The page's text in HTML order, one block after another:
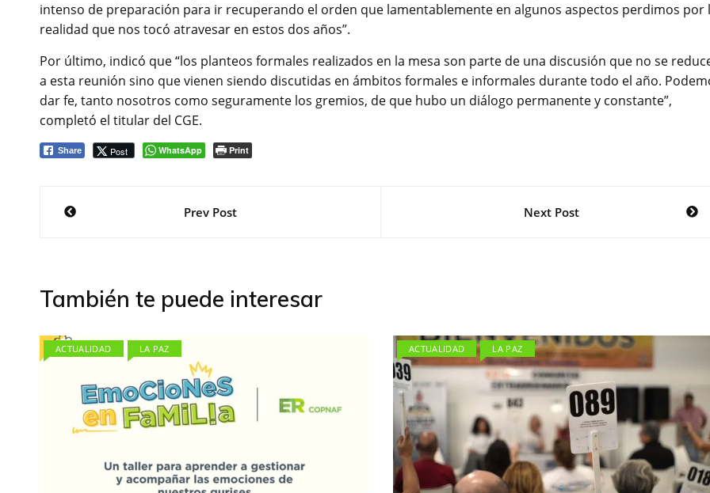
intenso de preparación para ir recuperando el orden que lamentablemente en algunos aspectos perdimos por
realidad que nos tocó atravesar en estos dos años”.
Por último, indicó que “los planteos formales realizados en la mesa son parte de una discusión que no se
a esta reunión sino que vienen siendo discutidas en ámbitos formales e informales durante todo el año.
dar fe, tanto nosotros como seguramente los gremios, de que hubo un diálogo permanente y constante”,
completó el titular del CGE.
Share Post WhatsApp Print
NavegaciónPrev Post Next Post
También te puede interesar
ACTUALIDAD LA PAZ ACTUALIDAD LA PAZ